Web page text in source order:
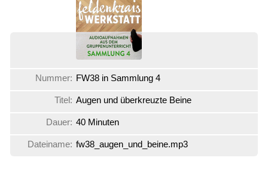
Nummer: FW38 in Sammlung 4
Titel: Augen und überkreuzte Beine
Dauer: 40 Minuten
Dateiname: fw38_augen_und_beine.mp3